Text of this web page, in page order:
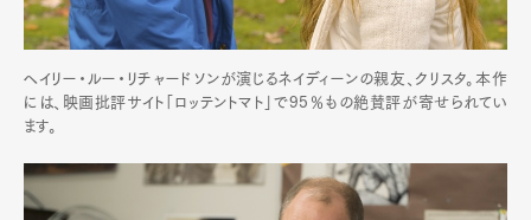
ヘイリー・ルー・リチャードソンが演じるネイディーンの親友、クリスタ。本作
には、映画批評サイト「ロッテントマト」で95％もの絶賛評が寄せられてい
ます。